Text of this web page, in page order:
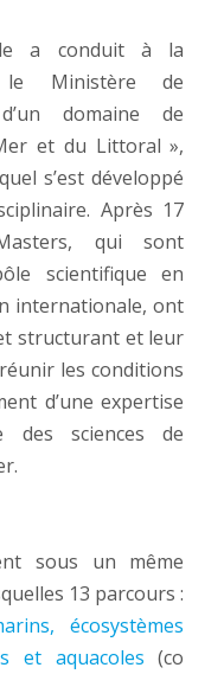
a conduit à la
Ministère de
domaine de
et du Littoral »,
s’est développé
Après 17
qui sont
scientifique en
internationale, ont
structurant et leur
les conditions
d’une expertise
des sciences de
sous un même
13 parcours :
écosystèmes
et aquacoles (co